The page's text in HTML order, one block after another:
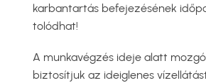
karbantartás befejezésének
tolódhat!
A munkavégzés ideje alatt
biztosítjuk az ideiglenes